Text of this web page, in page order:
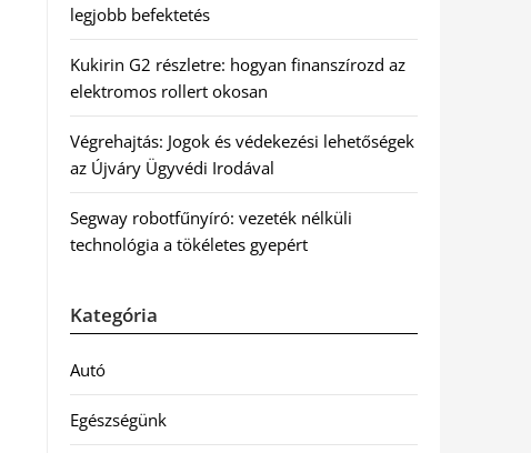
legjobb befektetés
Kukirin G2 részletre: hogyan finanszírozd az
elektromos rollert okosan
Végrehajtás: Jogok és védekezési lehetőségek
az Újváry Ügyvédi Irodával
Segway robotfűnyíró: vezeték nélküli
technológia a tökéletes gyepért
Kategória
Autó
Egészségünk